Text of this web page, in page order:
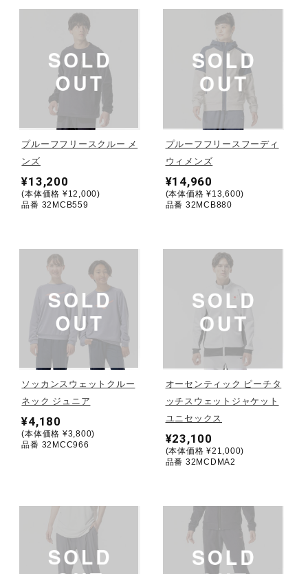
インナー
寝具／ミズノスリープ
アウトドア／レイン
サポーター
健康／エクササイズ
ジュニア／キッズ
メディカル
コラボ／ライセンス
セール
サポート
プルーフフリースクルー メ
ンズ
¥13,200
(本体価格 ¥12,000)
品番 32MCB559
プルーフフリースフーディ
ウィメンズ
¥14,960
(本体価格 ¥13,600)
品番 32MCB880
ソッカンスウェットクルー
ネック ジュニア
¥4,180
(本体価格 ¥3,800)
品番 32MCC966
オーセンティック ピーチタ
ッチスウェットジャケット
ユニセックス
¥23,100
(本体価格 ¥21,000)
品番 32MCDMA2